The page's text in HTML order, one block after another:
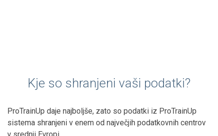
Kje so shranjeni vaši podatki?
ProTrainUp daje najboljše, zato so podatki iz ProTrainUp
sistema shranjeni v enem od največjih podatkovnih centrov